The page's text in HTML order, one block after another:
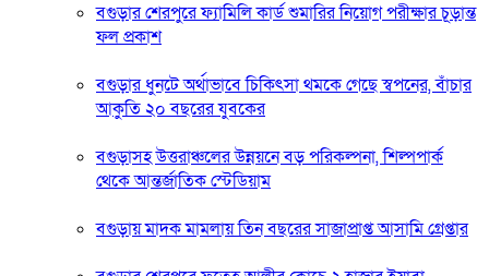
বগুড়ার শেরপুরে ফ্যামিলি কার্ড শুমারির নিয়োগ পরীক্ষার চূড়ান্ত
ফল প্রকাশ
বগুড়ার ধুনটে অর্থাভাবে চিকিৎসা থমকে গেছে স্বপনের, বাঁচার
আকুতি ২০ বছরের যুবকের
বগুড়াসহ উত্তরাঞ্চলের উন্নয়নে বড় পরিকল্পনা, শিল্পপার্ক
থেকে আন্তর্জাতিক স্টেডিয়াম
বগুড়ায় মাদক মামলায় তিন বছরের সাজাপ্রাপ্ত আসামি গ্রেপ্তার